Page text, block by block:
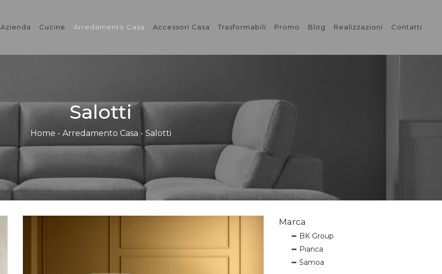
Azienda Cucine Arredamento Casa Accessori Casa Trasformabili Promo Blog Realizzazioni Contatti
Salotti
Home - Arredamento Casa - Salotti
Marca
BK Group
Pianca
Samoa